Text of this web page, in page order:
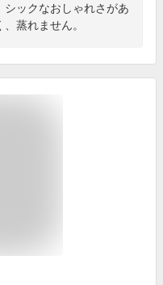
ックなおしゃれさがあ
蒸れません。